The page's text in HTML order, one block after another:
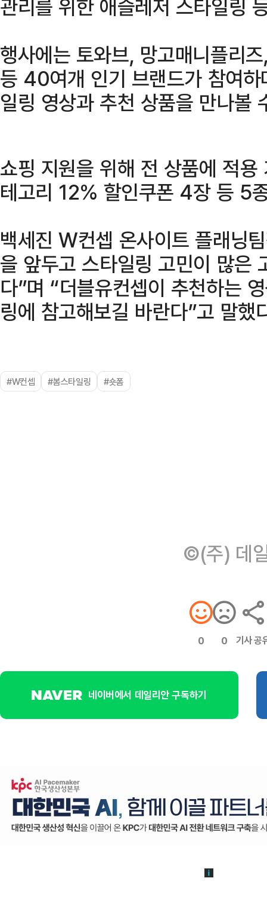
관리를 위한 애슬레저 스타일링
행사에는 토와브, 망고매니플리
등 40여개 인기 브랜드가 참여
일링 영상과 추천 상품을 만나볼
쇼핑 지원을 위해 전 상품에 적
테고리 12% 할인쿠폰 4장 등 5
백세진 W컨셉 온사이트 플래닝
을 앞두고 스타일링 고민이 많은
다”며 “더블유컨셉이 추천하는
링에 참고해보길 바란다”고 말했
#W컨셉 #봄스타일링 #숏폼
©(주) 데
0 0 기사 공
네이버에서 데일리안 구독하기